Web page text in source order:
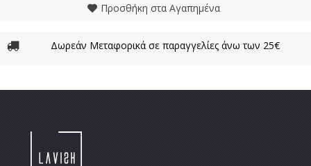
Προσθήκη στα Αγαπημένα
Δωρεάν Μεταφορικά σε παραγγελίες άνω των 25€